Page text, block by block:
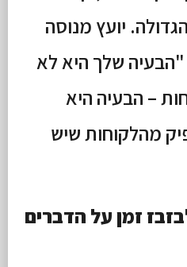
יועץ מנוסה
"הבעיה שלך היא לא
– הבעיה היא
מהלקוחות שיש
זמן על הדברים